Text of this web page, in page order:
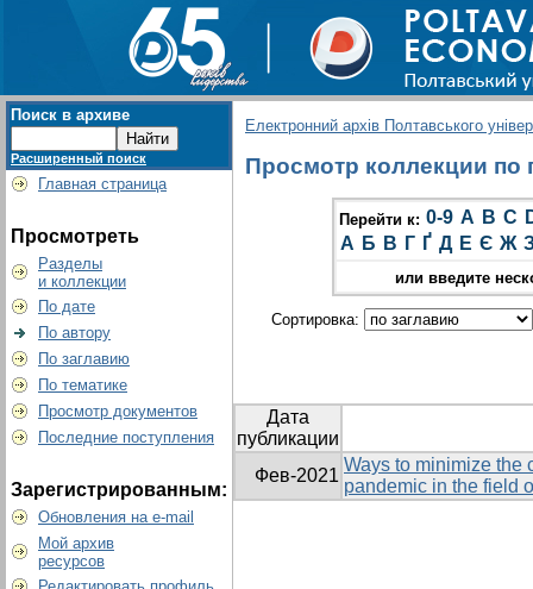
Поиск в архиве
Расширенный поиск
Главная страница
Просмотреть
Разделы
и коллекции
По дате
По автору
По заглавию
По тематике
Просмотр документов
Последние поступления
Зарегистрированным:
Обновления на e-mail
Мой архив
ресурсов
Електронний архів Полтавського
Просмотр коллекции по
Перейти к: 0-9 A B C
А Б В Г Ґ Д Е Є Ж
или введите
Сортировка:
Дата
публикации
Фев-2021
Ways to minimize the
pandemic in the field